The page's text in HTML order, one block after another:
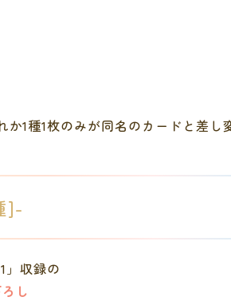
1種1枚のみが同名のカードと差し
]-
」収録の
し